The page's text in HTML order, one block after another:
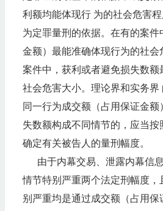
利额均能体现行 为的社会危害
为定罪量刑的依据。在有的案件
金额）最能准确体现行为的社会
案件中，获利或者避免损失数额
社会危害大小。理论界和实务界
同一行为成交额（占用保证金
失数额构成不同情节的，应当按
确定有关被告人的量刑幅度。
由于内幕交易、泄露内幕信
情节特别严重两个法定刑幅度，
别严重均是通过成交额（占用